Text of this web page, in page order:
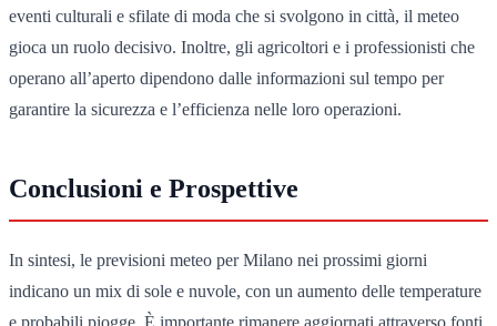
eventi culturali e sfilate di moda che si svolgono in città, il meteo
gioca un ruolo decisivo. Inoltre, gli agricoltori e i professionisti che
operano all’aperto dipendono dalle informazioni sul tempo per
garantire la sicurezza e l’efficienza nelle loro operazioni.
Conclusioni e Prospettive
In sintesi, le previsioni meteo per Milano nei prossimi giorni
indicano un mix di sole e nuvole, con un aumento delle temperature
e probabili piogge. È importante rimanere aggiornati attraverso fonti